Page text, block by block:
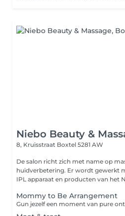
Niebo Beauty &
8, Kruisstraat Boxtel 5281 AW
De salon richt zich met name op
huidverbetering. Er wordt gewerkt
IPL apparaat en producten van het
Mommy to Be Arrangement